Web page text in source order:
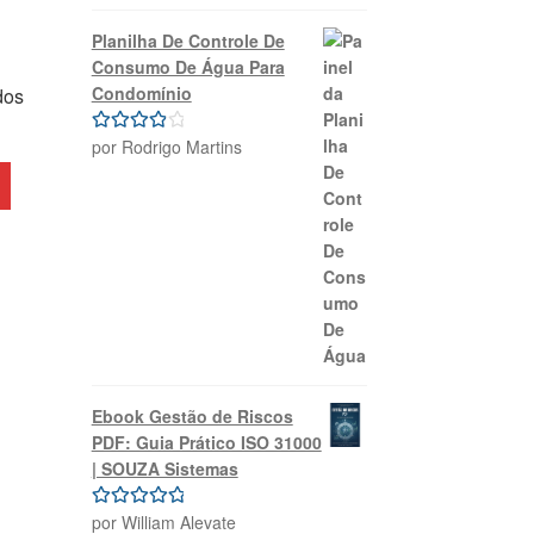
Planilha De Controle De
Consumo De Água Para
Condomínio
Avaliação
por Rodrigo Martins
Ebook Gestão de Riscos
PDF: Guia Prático ISO 31000
| SOUZA Sistemas
Avaliação5
por William Alevate